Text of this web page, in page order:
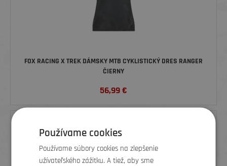
FOX RACING X TREK DÁMSKY MTB CYKLISTICKÝ DRES RANGER
ČIERNY
56,99€
Používame cookies
Používame súbory cookies na zlepšenie
užívateľského zážitku. A tiež, aby sme